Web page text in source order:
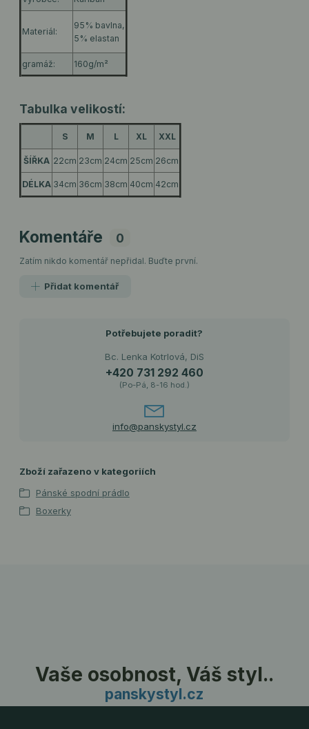
Materiál:
95% bavlna,
5% elastan
gramáž: 160g/m²
Tabulka velikostí:
S M L XL XXL
ŠÍŘKA 22cm 23cm 24cm 25cm 26cm
DÉLKA 34cm 36cm 38cm 40cm 42cm
Komentáře 0
Zatím nikdo komentář nepřidal. Buďte první.
Přidat komentář
Potřebujete poradit?
Bc. Lenka Kotrlová, DiS
+420 731 292 460
(Po-Pá, 8-16 hod.)
info@panskystyl.cz
Zboží zařazeno v kategoriích
Pánské spodní prádlo
Boxerky
Vaše osobnost, Váš styl..
panskystyl.cz